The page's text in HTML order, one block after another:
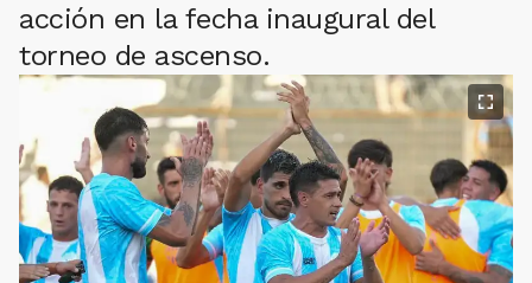
acción en la fecha inaugural del
torneo de ascenso.